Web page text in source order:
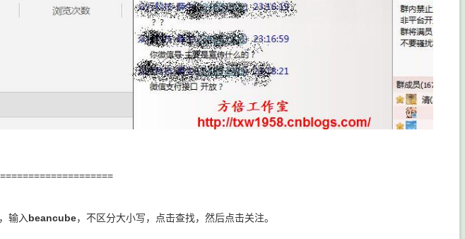
输入beancube，不区分大小写，点击查找，然后点击关注。